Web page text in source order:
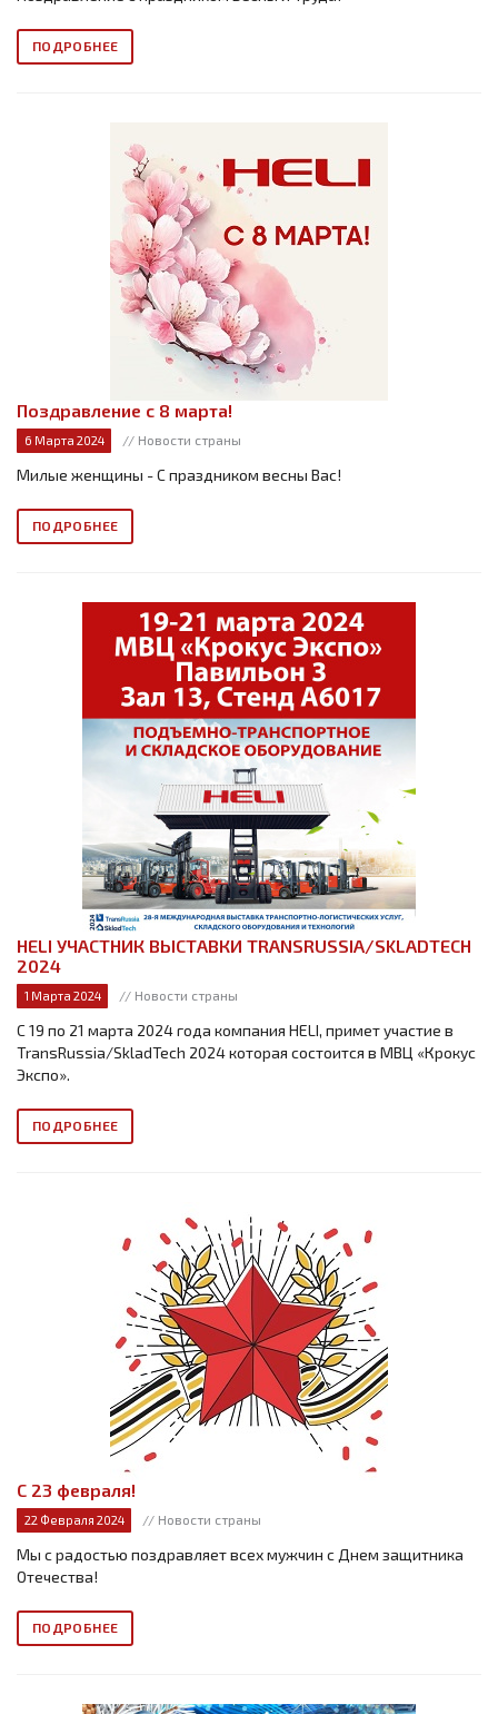
ПОДРОБНЕЕ
Поздравление с 8 марта!
6 Марта 2024 // Новости страны
Милые женщины - С праздником весны Вас!
ПОДРОБНЕЕ
HELI УЧАСТНИК ВЫСТАВКИ TRANSRUSSIA/SKLADTECH
2024
1 Марта 2024 // Новости страны
С 19 по 21 марта 2024 года компания HELI, примет участие в
TransRussia/SkladTech 2024 которая состоится в МВЦ «Крокус
Экспо».
ПОДРОБНЕЕ
С 23 февраля!
22 Февраля 2024 // Новости страны
Мы с радостью поздравляет всех мужчин с Днем защитника
Отечества!
ПОДРОБНЕЕ